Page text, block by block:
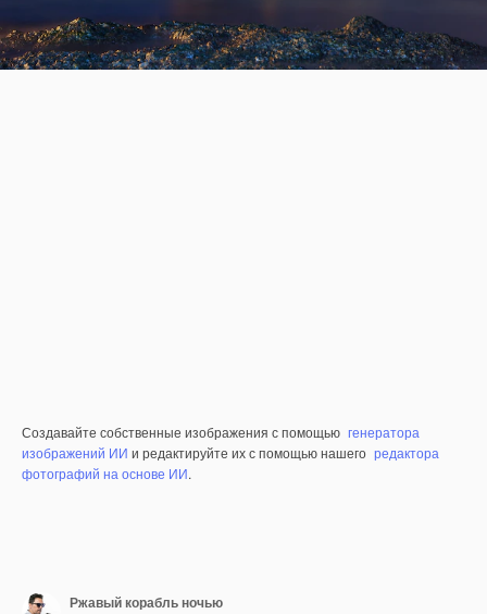
Создавайте собственные изображения с помощью генератора
изображений ИИ и редактируйте их с помощью нашего редактора
фотографий на основе ИИ.
Ржавый корабль ночью